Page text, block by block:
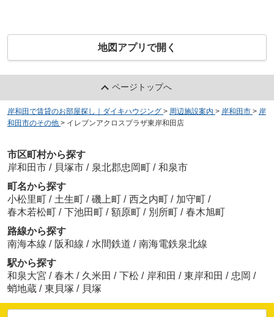
地図アプリで開く
ページトップへ
岸和田で賃貸のお部屋探し｜ダイキハウジング > 周辺施設案内 > 岸和田市 > 岸
和田市のその他 > イレブンアクロスプラザ東岸和田店
市区町村から探す
岸和田市 / 貝塚市 / 泉北郡忠岡町 / 和泉市
町名から探す
小松里町 / 土生町 / 磯上町 / 西之内町 / 加守町 /
春木若松町 / 下池田町 / 額原町 / 別所町 / 春木旭町
路線から探す
南海本線 / 阪和線 / 水間鉄道 / 南海電鉄泉北線
駅から探す
和泉大宮 / 春木 / 久米田 / 下松 / 岸和田 / 東岸和田 / 忠岡 /
蛸地蔵 / 東貝塚 / 貝塚